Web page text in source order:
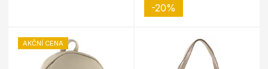
-20%
AKČNÍ CENA